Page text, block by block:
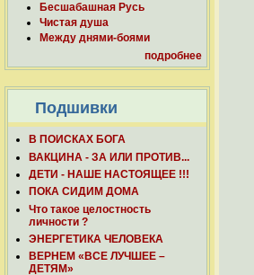
Бесшабашная Русь
Чистая душа
Между днями-боями
подробнее
Подшивки
В ПОИСКАХ БОГА
ВАКЦИНА - ЗА ИЛИ ПРОТИВ...
ДЕТИ - НАШЕ НАСТОЯЩЕЕ !!!
ПОКА СИДИМ ДОМА
Что такое целостность
личности ?
ЭНЕРГЕТИКА ЧЕЛОВЕКА
ВЕРНЕМ «ВСЕ ЛУЧШЕЕ –
ДЕТЯМ»